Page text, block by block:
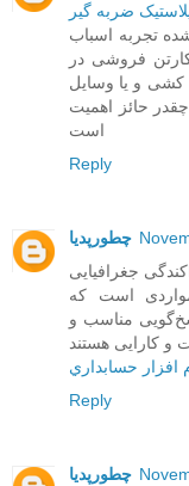
ضربه گیر
تجربه اسباب
فروشی در
کشی و یا وسایل
حائز اهمیت
است
Reply
چطورپدیا
جغرافیایی
است که
مناسب و
افزار حسابداري
Reply
چطورپدیا